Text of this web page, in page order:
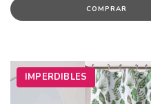
IMPERDIBLES